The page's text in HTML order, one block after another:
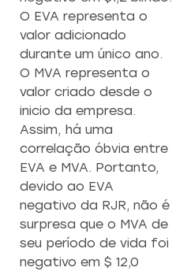
O EVA representa o
valor adicionado
durante um único ano.
O MVA representa o
valor criado desde o
inicio da empresa.
Assim, há uma
correlação óbvia entre
EVA e MVA. Portanto,
devido ao EVA
negativo da RJR, não é
surpresa que o MVA de
seu período de vida foi
negativo em $ 12,0